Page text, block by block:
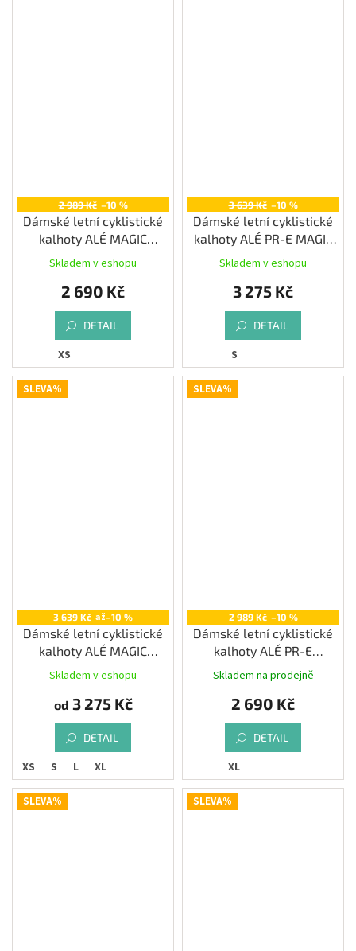
2 989 Kč –10 %
Dámské letní cyklistické
kalhoty ALÉ MAGIC
COLOUR PR-E, black
Skladem v eshopu
2 690 Kč
DETAIL
XS
3 639 Kč –10 %
Dámské letní cyklistické
kalhoty ALÉ PR-E MAGIC
COLOUR, black
Skladem v eshopu
3 275 Kč
DETAIL
S
SLEVA%
3 639 Kč až–10 %
Dámské letní cyklistické
kalhoty ALÉ MAGIC
COLOUR PR-E, bordeaux
Skladem v eshopu
od 3 275 Kč
DETAIL
XS S L XL
SLEVA%
2 989 Kč –10 %
Dámské letní cyklistické
kalhoty ALÉ PR-E
SAUVAGE, black
Skladem na prodejně
2 690 Kč
DETAIL
XL
SLEVA% SLEVA%